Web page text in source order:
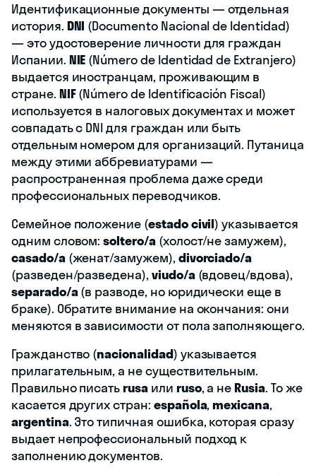
Идентификационные документы — отдельная
история. DNI (Documento Nacional de Identidad)
— это удостоверение личности для граждан
Испании. NIE (Número de Identidad de Extranjero)
выдается иностранцам, проживающим в
стране. NIF(Número de Identificación Fiscal)
используется в налоговых документах и может
совпадать с DNI для граждан или быть
отдельным номером для организаций. Путаница
между этими аббревиатурами —
распространенная проблема даже среди
профессиональных переводчиков.
Семейное положение (estado civil) указывается
одним словом:soltero/a(холост/не замужем),
casado/a(женат/замужем), divorciado/a
(разведен/разведена), viudo/a(вдовец/вдова),
separado/a(в разводе, но юридически еще в
браке). Обратите внимание на окончания: они
меняются в зависимости от пола заполняющего.
Гражданство (nacionalidad) указывается
прилагательным, а не существительным.
Правильно писатьrusaили ruso, а неRusia. То же
касается других стран: española,mexicana,
argentina. Это типичная ошибка, которая сразу
выдает непрофессиональный подход к
заполнению документов.